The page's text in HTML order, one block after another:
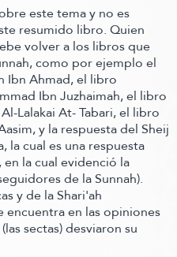
este tema y no es
resumido libro. Quien
volver a los libros que
como por ejemplo el
Ibn Ahmad, el libro
Ibn Juzhaimah, el libro
Lalakai At- Tabari, el libro
y la respuesta del Sheij
la cual es una respuesta
la cual evidenció la
de la Sunnah).
y de la Shari'ah
en las opiniones
(las sectas)desviaron su